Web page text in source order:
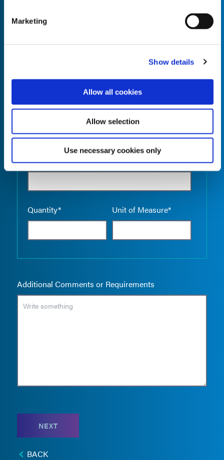
Marketing
Show details
Allow all cookies
Allow selection
Use necessary cookies only
Unit of Measure*
Product Name*
Quantity* Unit of Measure*
Additional Comments or Requirements
NEXT
BACK